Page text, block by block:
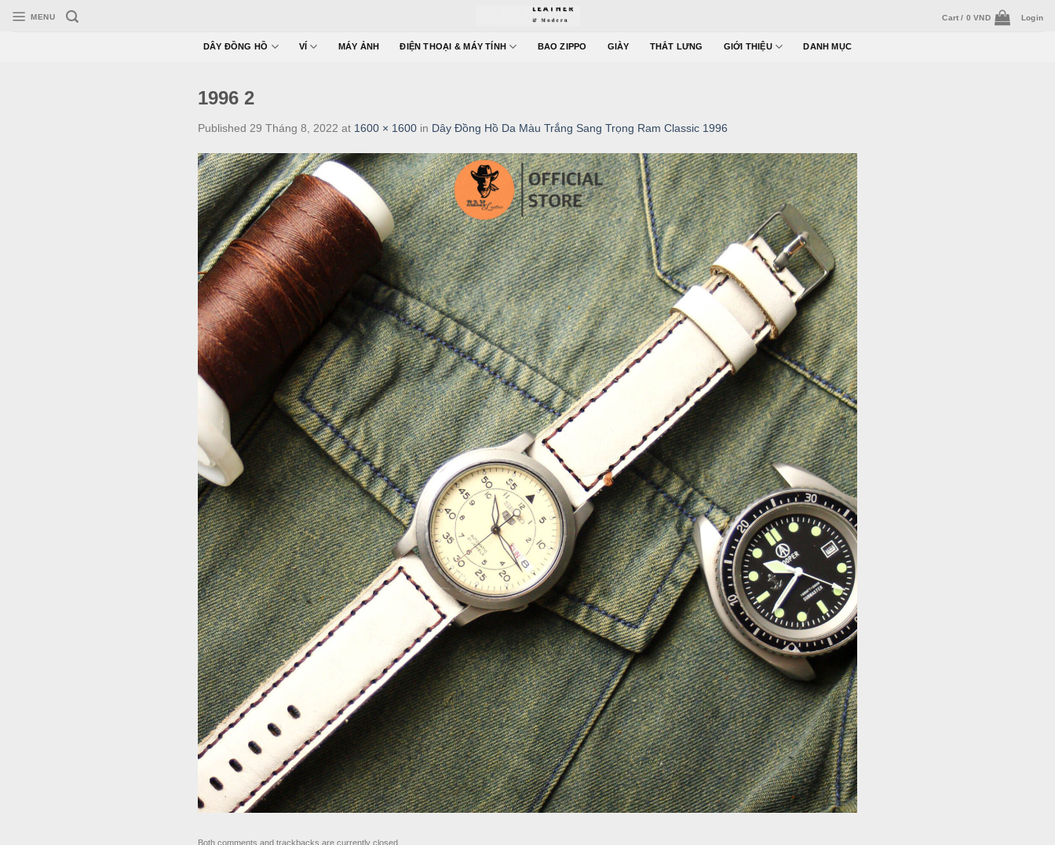
MENU Cart / 0VND Login
DÂY ĐỒNG HỒ VÍ MÁY ẢNH ĐIỆN THOẠI & MÁY TÍNH BAO ZIPPO GIÀY THẮT LƯNG GIỚI THIỆU DANH MỤC
1996 2
Published 29 Tháng 8, 2022 at 1600 × 1600 in Dây Đồng Hồ Da Màu Trắng Sang Trọng Ram Classic 1996
Both comments and trackbacks are currently closed.